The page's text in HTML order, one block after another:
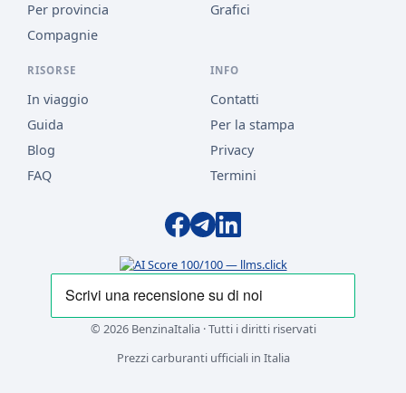
Per provincia
Compagnie
Grafici
RISORSE
In viaggio
Guida
Blog
FAQ
INFO
Contatti
Per la stampa
Privacy
Termini
© 2026 BenzinaItalia · Tutti i diritti riservati
Prezzi carburanti ufficiali in Italia